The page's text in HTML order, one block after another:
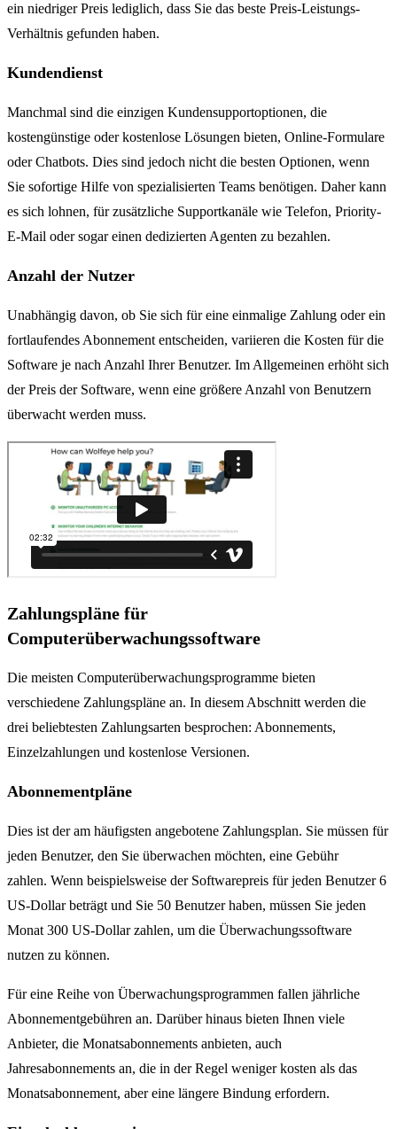
ein niedriger Preis lediglich, dass Sie das beste Preis-Leistungs-
Verhältnis gefunden haben.
Kundendienst
Manchmal sind die einzigen Kundensupportoptionen, die
kostengünstige oder kostenlose Lösungen bieten, Online-Formulare
oder Chatbots. Dies sind jedoch nicht die besten Optionen, wenn
Sie sofortige Hilfe von spezialisierten Teams benötigen. Daher kann
es sich lohnen, für zusätzliche Supportkanäle wie Telefon, Priority-
E-Mail oder sogar einen dedizierten Agenten zu bezahlen.
Anzahl der Nutzer
Unabhängig davon, ob Sie sich für eine einmalige Zahlung oder ein
fortlaufendes Abonnement entscheiden, variieren die Kosten für die
Software je nach Anzahl Ihrer Benutzer. Im Allgemeinen erhöht sich
der Preis der Software, wenn eine größere Anzahl von Benutzern
überwacht werden muss.
Zahlungspläne für
Computerüberwachungssoftware
Die meisten Computerüberwachungsprogramme bieten
verschiedene Zahlungspläne an. In diesem Abschnitt werden die
drei beliebtesten Zahlungsarten besprochen: Abonnements,
Einzelzahlungen und kostenlose Versionen.
Abonnementpläne
Dies ist der am häufigsten angebotene Zahlungsplan. Sie müssen für
jeden Benutzer, den Sie überwachen möchten, eine Gebühr
zahlen. Wenn beispielsweise der Softwarepreis für jeden Benutzer 6
US-Dollar beträgt und Sie 50 Benutzer haben, müssen Sie jeden
Monat 300 US-Dollar zahlen, um die Überwachungssoftware
nutzen zu können.
Für eine Reihe von Überwachungsprogrammen fallen jährliche
Abonnementgebühren an. Darüber hinaus bieten Ihnen viele
Anbieter, die Monatsabonnements anbieten, auch
Jahresabonnements an, die in der Regel weniger kosten als das
Monatsabonnement, aber eine längere Bindung erfordern.